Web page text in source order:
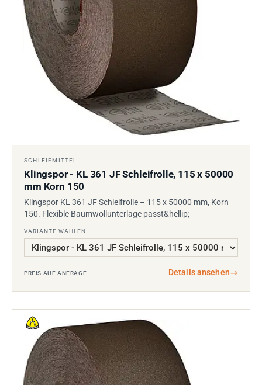
SCHLEIFMITTEL
Klingspor - KL 361 JF Schleifrolle, 115 x 50000
mm Korn 150
Klingspor KL 361 JF Schleifrolle – 115 x 50000 mm, Korn
150. Flexible Baumwollunterlage passt&hellip;
VARIANTE WÄHLEN
PREIS AUF ANFRAGE Details ansehen→